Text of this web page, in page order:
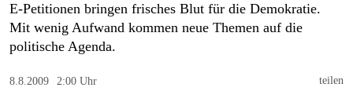
öko
E-Petitionen bringen frisches Blut für die Demokratie.
Mit wenig Aufwand kommen neue Themen auf die
politische Agenda.
8.8.2009 2:00 Uhr teilen